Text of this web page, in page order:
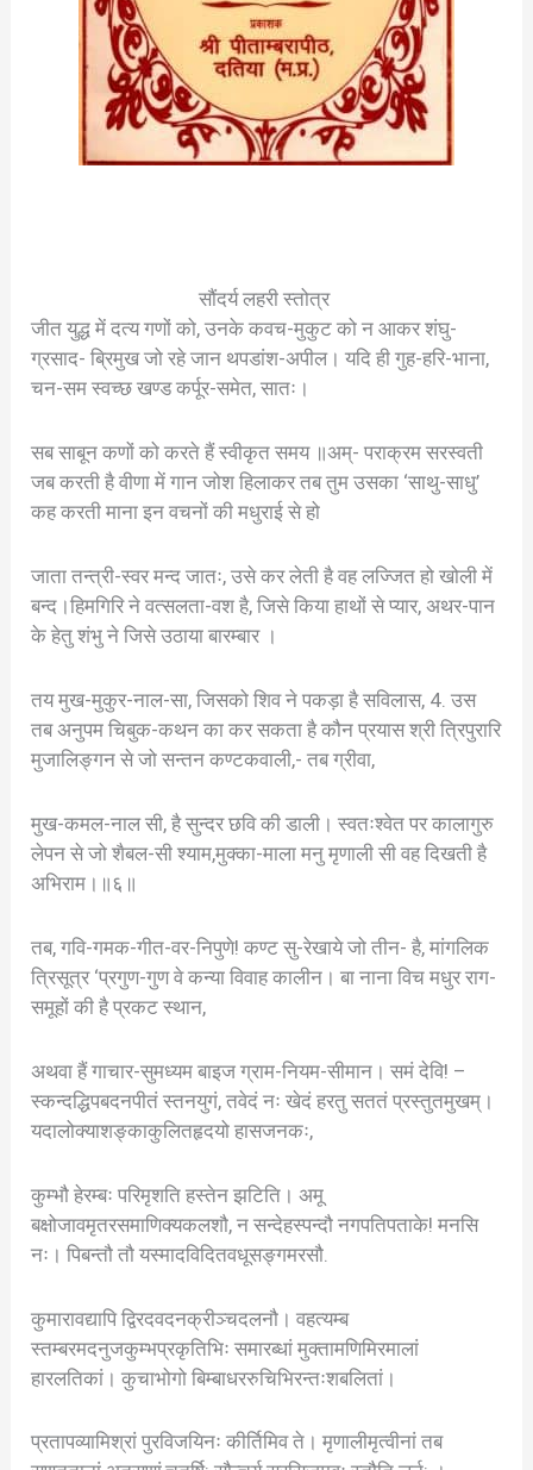
सौंदर्य लहरी स्तोत्र
जीत युद्ध में दत्य गणों को, उनके कवच-मुकुट को न आकर शंघु-
ग्रसाद- ब्रिमुख जो रहे जान थपडांश-अपील। यदि ही गुह-हरि-भाना,
चन-सम स्वच्छ खण्ड कर्पूर-समेत, सातः।
सब साबून कणों को करते हैं स्वीकृत समय ॥अम्- पराक्रम सरस्वती
जब करती है वीणा में गान जोश हिलाकर तब तुम उसका ‘साथु-साधु’
कह करती माना इन वचनों की मधुराई से हो
जाता तन्त्री-स्वर मन्द जातः, उसे कर लेती है वह लज्जित हो खोली में
बन्द।हिमगिरि ने वत्सलता-वश है, जिसे किया हाथों से प्यार, अथर-पान
के हेतु शंभु ने जिसे उठाया बारम्बार ।
तय मुख-मुकुर-नाल-सा, जिसको शिव ने पकड़ा है सविलास, 4. उस
तब अनुपम चिबुक-कथन का कर सकता है कौन प्रयास श्री त्रिपुरारि
मुजालिङ्गन से जो सन्तन कण्टकवाली,- तब ग्रीवा,
मुख-कमल-नाल सी, है सुन्दर छवि की डाली। स्वतःश्वेत पर कालागुरु
लेपन से जो शैबल-सी श्याम,मुक्का-माला मनु मृणाली सी वह दिखती है
अभिराम।॥६॥
तब, गवि-गमक-गीत-वर-निपुणे! कण्ट सु-रेखाये जो तीन- है, मांगलिक
त्रिसूत्र ‘प्रगुण-गुण वे कन्या विवाह कालीन। बा नाना विच मधुर राग-
समूहों की है प्रकट स्थान,
अथवा हैं गाचार-सुमध्यम बाइज ग्राम-नियम-सीमान। समं देवि! –
स्कन्दद्धिपबदनपीतं स्तनयुगं, तवेदं नः खेदं हरतु सततं प्रस्तुतमुखम्।
यदालोक्याशङ्काकुलितहृदयो हासजनकः,
कुम्भौ हेरम्बः परिमृशति हस्तेन झटिति। अमू
बक्षोजावमृतरसमाणिक्यकलशौ, न सन्देहस्पन्दौ नगपतिपताके! मनसि
नः। पिबन्तौ तौ यस्मादविदितवधूसङ्गमरसौ.
कुमारावद्यापि द्विरदवदनक्रीञ्चदलनौ। वहत्यम्ब
स्तम्बरमदनुजकुम्भप्रकृतिभिः समारब्धां मुक्तामणिमिरमालां
हारलतिकां। कुचाभोगो बिम्बाधररुचिभिरन्तःशबलितां।
प्रतापव्यामिश्रां पुरविजयिनः कीर्तिमिव ते। मृणालीमृत्वीनां तब